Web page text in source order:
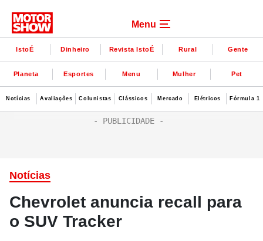
Menu
IstoÉ Dinheiro Revista IstoÉ Rural Gente
Planeta Esportes Menu Mulher Pet
Notícias Avaliações Colunistas Clássicos Mercado Elétricos Fórmula 1
Notícias
Chevrolet anuncia recall para
o SUV Tracker